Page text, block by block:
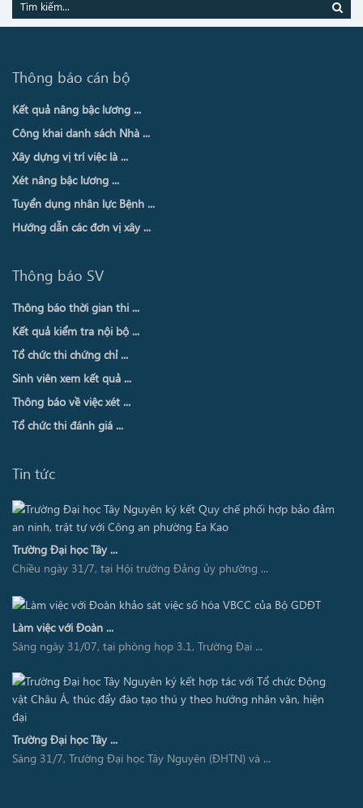
Thông báo cán bộ
Kết quả nâng bậc lương ...
Công khai danh sách Nhà ...
Xây dựng vị trí việc là ...
Xét nâng bậc lương ...
Tuyển dụng nhân lực Bệnh ...
Hướng dẫn các đơn vị xây ...
Thông báo SV
Thông báo thời gian thi ...
Kết quả kiểm tra nội bộ ...
Tổ chức thi chứng chỉ ...
Sinh viên xem kết quả ...
Thông báo về việc xét ...
Tổ chức thi đánh giá ...
Tin tức
Trường Đại học Tây ...
Chiều ngày 31/7, tại Hội trường Đảng ủy phường ...
Làm việc với Đoàn ...
Sáng ngày 31/07, tại phòng họp 3.1, Trường Đại ...
Trường Đại học Tây ...
Sáng 31/7, Trường Đại học Tây Nguyên (ĐHTN) và ...